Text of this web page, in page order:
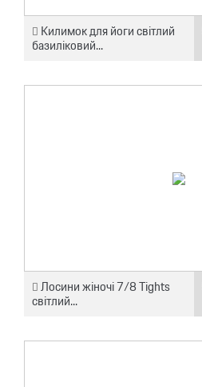
Килимок для йоги світлий
базиліковий...
Лосини жіночі 7/8 Tights
світлий...